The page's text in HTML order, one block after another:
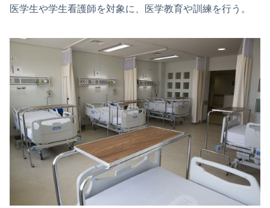
医学生や学生看護師を対象に、医学教育や訓練を行う。